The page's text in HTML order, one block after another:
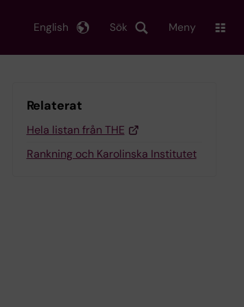
Sök
English Meny
Relaterat
Hela listan från THE
Rankning och Karolinska Institutet